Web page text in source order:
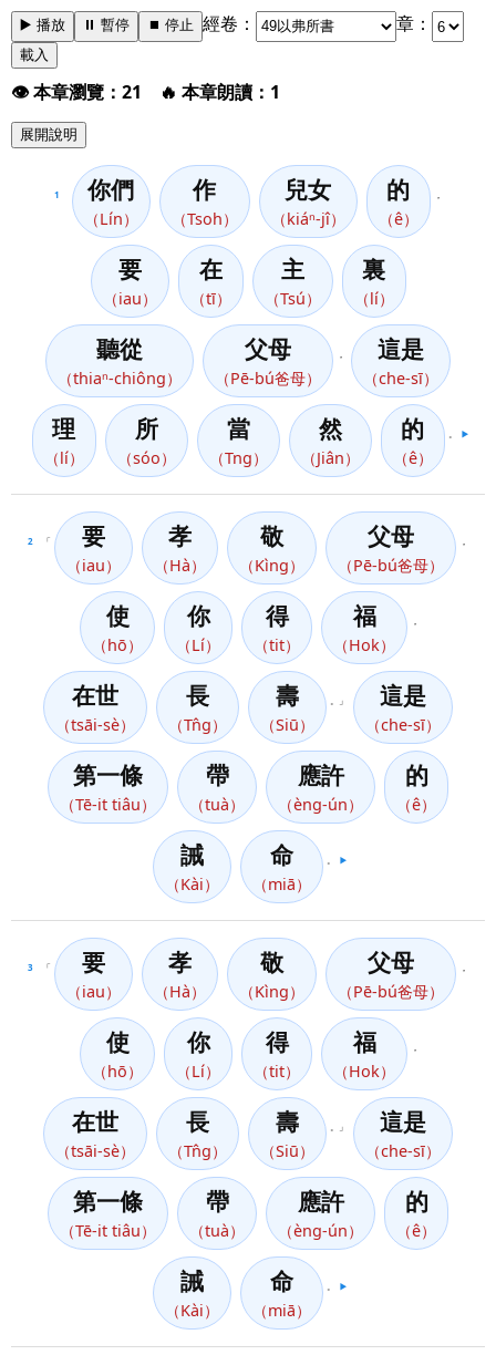
▶️ 播放 ⏸️ 暫停 ⏹️ 停止 經卷： 章：
載入
👁️ 本章瀏覽：21 🔥 本章朗讀：1
展開說明
1 你們
（Lín）
作
（Tsoh）
兒女
（kiáⁿ-jî）
的
（ê）
要
（iau）
在
（tī）
主
（Tsú）
裏
（lí）
聽從
（thiaⁿ-chiông）
父母
（Pē-bú爸母）
這是
（che-sī）
理
（lí）
所
（sóo）
當
（Tng）
然
（Jiân）
的
（ê）
▶️
2 「 要
（iau）
孝
（Hà）
敬
（Kìng）
父母
（Pē-bú爸母）
使
（hō）
你
（Lí）
得
（tit）
福
（Hok）
在世
（tsāi-sè）
長
（Tn̂g）
壽
（Siū）
。」 這是
（che-sī）
第一條
（Tē-it tiâu）
帶
（tuà）
應許
（èng-ún）
的
（ê）
誡
（Kài）
命
（miā）
▶️
3 「 要
（iau）
孝
（Hà）
敬
（Kìng）
父母
（Pē-bú爸母）
使
（hō）
你
（Lí）
得
（tit）
福
（Hok）
在世
（tsāi-sè）
長
（Tn̂g）
壽
（Siū）
。」 這是
（che-sī）
第一條
（Tē-it tiâu）
帶
（tuà）
應許
（èng-ún）
的
（ê）
誡
（Kài）
命
（miā）
▶️